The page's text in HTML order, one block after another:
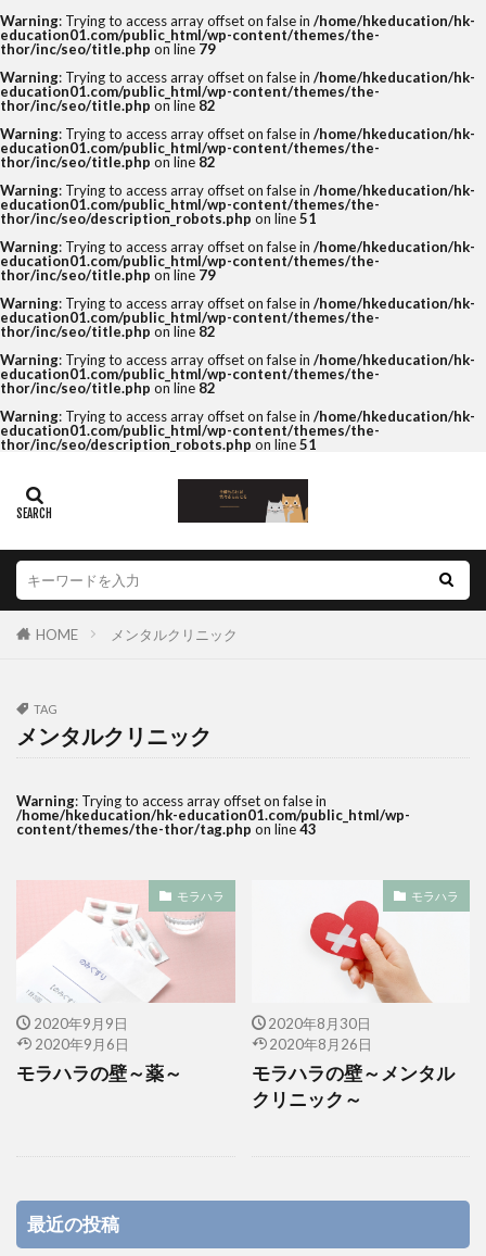
Warning: Trying to access array offset on false in /home/hkeducation/hk-
education01.com/public_html/wp-content/themes/the-
thor/inc/seo/title.php on line 79
Warning: Trying to access array offset on false in /home/hkeducation/hk-
education01.com/public_html/wp-content/themes/the-
thor/inc/seo/title.php on line 82
Warning: Trying to access array offset on false in /home/hkeducation/hk-
education01.com/public_html/wp-content/themes/the-
thor/inc/seo/title.php on line 82
Warning: Trying to access array offset on false in /home/hkeducation/hk-
education01.com/public_html/wp-content/themes/the-
thor/inc/seo/description_robots.php on line51
Warning: Trying to access array offset on false in /home/hkeducation/hk-
education01.com/public_html/wp-content/themes/the-
thor/inc/seo/title.php on line 79
Warning: Trying to access array offset on false in /home/hkeducation/hk-
education01.com/public_html/wp-content/themes/the-
thor/inc/seo/title.php on line 82
Warning: Trying to access array offset on false in /home/hkeducation/hk-
education01.com/public_html/wp-content/themes/the-
thor/inc/seo/title.php on line 82
Warning: Trying to access array offset on false in /home/hkeducation/hk-
education01.com/public_html/wp-content/themes/the-
thor/inc/seo/description_robots.php on line51
HOME メンタルクリニック
TAG
メンタルクリニック
Warning: Trying to access array offset on false in
/home/hkeducation/hk-education01.com/public_html/wp-
content/themes/the-thor/tag.php on line43
モラハラ
2020年9月9日
2020年9月6日
モラハラの壁～薬～
モラハラ
2020年8月30日
2020年8月26日
モラハラの壁～メンタル
クリニック～
最近の投稿